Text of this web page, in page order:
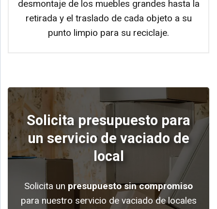
desmontaje de los muebles grandes hasta la
retirada y el traslado de cada objeto a su
punto limpio para su reciclaje.
Solicita presupuesto para
un servicio de vaciado de
local
Solicita un presupuesto sin compromiso
para nuestro servicio de vaciado de locales